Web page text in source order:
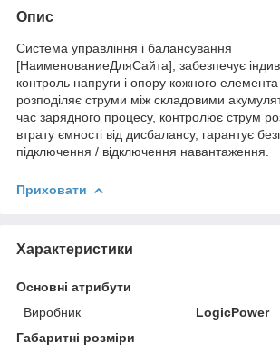
Опис
Система управління і балансування
[НаименованиеДляСайта], забезпечує
контроль напруги і опору кожного
розподіляє струми між складовими
час зарядного процесу, контролює струм
втрату ємності від дисбалансу, гарантує
підключення / відключення навантаження.
Приховати
Характеристики
Основні атрибути
Виробник
LogicPower
Габаритні розміри